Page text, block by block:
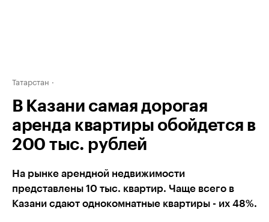
Татарстан
В Казани самая дорогая
аренда квартиры обойдется в
200 тыс. рублей
На рынке арендной недвижимости
представлены 10 тыс. квартир. Чаще всего в
Казани сдают однокомнатные квартиры - их 48%.